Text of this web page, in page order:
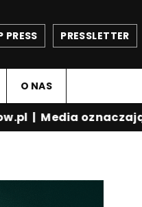
PRESSLETTER
PRESS
O NAS
|Media oznaczają